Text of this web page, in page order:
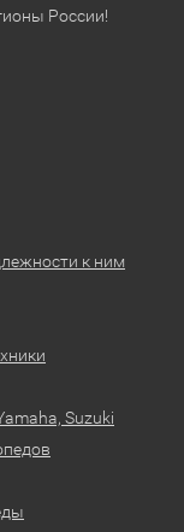
России!
к ним
Suzuki